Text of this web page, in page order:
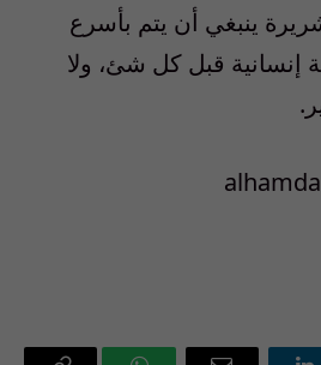
ينبغي أن يتم بأسرع
إنسانية قبل كل شئ، ولا